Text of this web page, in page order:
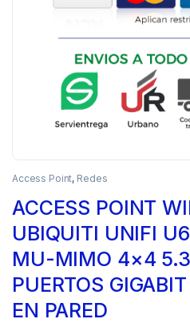
Access Point, Redes
ACCESS POINT
UBIQUITI UNIFI
MU-MIMO 4×4
PUERTOS
EN PARED